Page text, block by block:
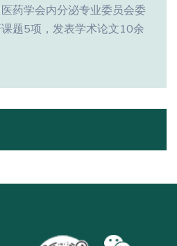
药学会内分泌专业委员会委
题5项，发表学术论文10余